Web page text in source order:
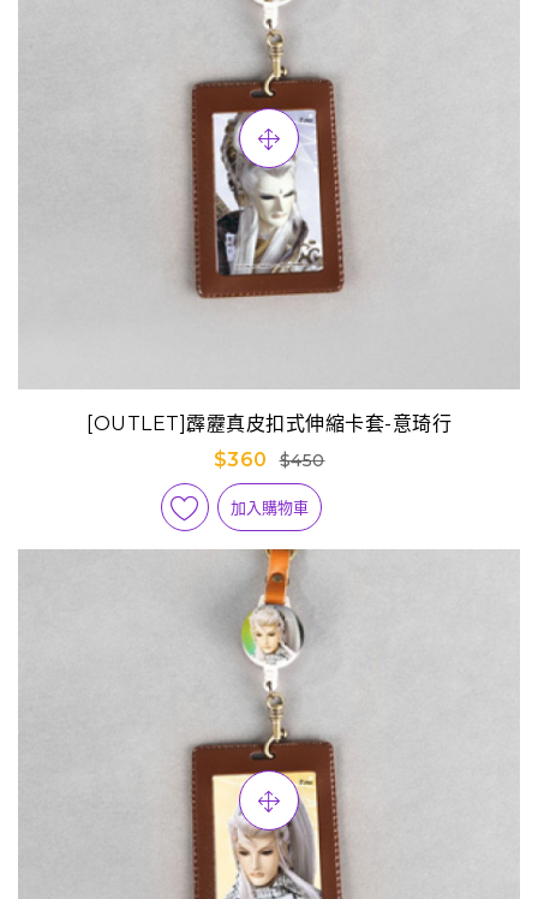
[OUTLET]霹靂真皮扣式伸縮卡套-意琦行
$360
$450
加入購物車